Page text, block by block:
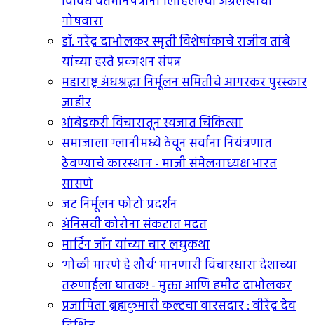
गोषवारा
डॉ. नरेंद्र दाभोलकर स्मृती विशेषांकाचे राजीव तांबे
यांच्या हस्ते प्रकाशन संपन्न
महाराष्ट्र अंधश्रद्धा निर्मूलन समितीचे आगरकर पुरस्कार
जाहीर
आंबेडकरी विचारातून स्वजात चिकित्सा
समाजाला ग्लानीमध्ये ठेवून सर्वांना नियंत्रणात
ठेवण्याचे कारस्थान - माजी संमेलनाध्यक्ष भारत
सासणे
जट निर्मूलन फोटो प्रदर्शन
अंनिसची कोरोना संकटात मदत
मार्टिन जॉन यांच्या चार लघुकथा
‘गोळी मारणे हे शौर्य’ मानणारी विचारधारा देशाच्या
तरुणाईला घातक! - मुक्ता आणि हमीद दाभोलकर
प्रजापिता ब्रह्मकुमारी कल्टचा वारसदार : वीरेंद्र देव